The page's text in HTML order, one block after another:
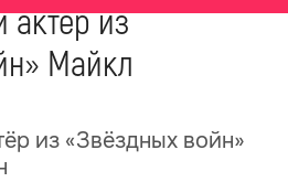
из
Майкл
из «Звёздных войн»